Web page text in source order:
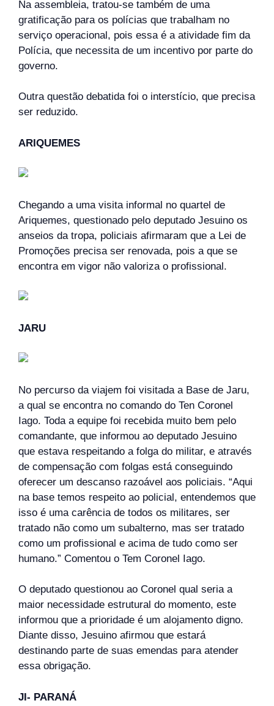
Na assembleia, tratou-se também de uma
gratificação para os polícias que trabalham no
serviço operacional, pois essa é a atividade fim da
Polícia, que necessita de um incentivo por parte do
governo.
Outra questão debatida foi o interstício, que precisa
ser reduzido.
ARIQUEMES
Chegando a uma visita informal no quartel de
Ariquemes, questionado pelo deputado Jesuino os
anseios da tropa, policiais afirmaram que a Lei de
Promoções precisa ser renovada, pois a que se
encontra em vigor não valoriza o profissional.
JARU
No percurso da viajem foi visitada a Base de Jaru,
a qual se encontra no comando do Ten Coronel
Iago. Toda a equipe foi recebida muito bem pelo
comandante, que informou ao deputado Jesuino
que estava respeitando a folga do militar, e através
de compensação com folgas está conseguindo
oferecer um descanso razoável aos policiais. “Aqui
na base temos respeito ao policial, entendemos que
isso é uma carência de todos os militares, ser
tratado não como um subalterno, mas ser tratado
como um profissional e acima de tudo como ser
humano.” Comentou o Tem Coronel Iago.
O deputado questionou ao Coronel qual seria a
maior necessidade estrutural do momento, este
informou que a prioridade é um alojamento digno.
Diante disso, Jesuino afirmou que estará
destinando parte de suas emendas para atender
essa obrigação.
JI- PARANÁ